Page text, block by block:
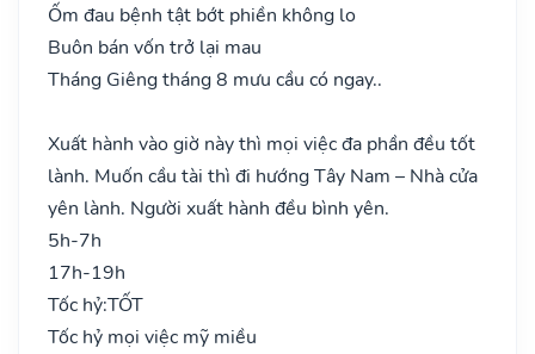
Ốm đau bệnh tật bớt phiền không lo
Buôn bán vốn trở lại mau
Tháng Giêng tháng 8 mưu cầu có ngay..
Xuất hành vào giờ này thì mọi việc đa phần đều tốt
lành. Muốn cầu tài thì đi hướng Tây Nam – Nhà cửa
yên lành. Người xuất hành đều bình yên.
5h-7h
17h-19h
Tốc hỷ:TỐT
Tốc hỷ mọi việc mỹ miều